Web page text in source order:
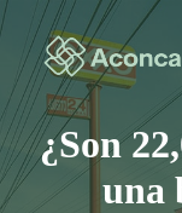
Saltar
contenido
¿Son
una